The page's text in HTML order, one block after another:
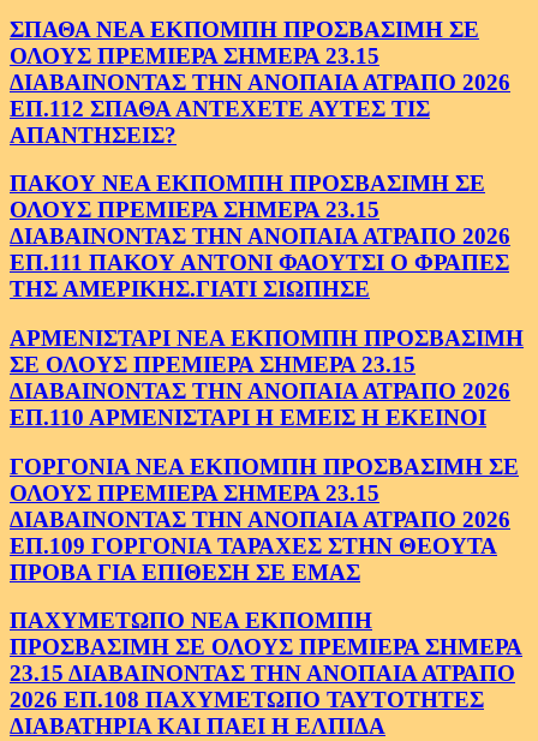
ΣΠΑΘΑ ΝΕΑ ΕΚΠΟΜΠΗ ΠΡΟΣΒΑΣΙΜΗ ΣΕ
ΟΛΟΥΣ ΠΡΕΜΙΕΡΑ ΣΗΜΕΡΑ 23.15
ΔΙΑΒΑΙΝΟΝΤΑΣ ΤΗΝ ΑΝΟΠΑΙΑ ΑΤΡΑΠΟ 2026
ΕΠ.112 ΣΠΑΘΑ ΑΝΤΕΧΕΤΕ ΑΥΤΕΣ ΤΙΣ
ΑΠΑΝΤΗΣΕΙΣ?
ΠΑΚΟΥ ΝΕΑ ΕΚΠΟΜΠΗ ΠΡΟΣΒΑΣΙΜΗ ΣΕ
ΟΛΟΥΣ ΠΡΕΜΙΕΡΑ ΣΗΜΕΡΑ 23.15
ΔΙΑΒΑΙΝΟΝΤΑΣ ΤΗΝ ΑΝΟΠΑΙΑ ΑΤΡΑΠΟ 2026
ΕΠ.111 ΠΑΚΟΥ ΑΝΤΟΝΙ ΦΑΟΥΤΣΙ Ο ΦΡΑΠΕΣ
ΤΗΣ ΑΜΕΡΙΚΗΣ.ΓΙΑΤΙ ΣΙΩΠΗΣΕ
ΑΡΜΕΝΙΣΤΑΡΙ ΝΕΑ ΕΚΠΟΜΠΗ ΠΡΟΣΒΑΣΙΜΗ
ΣΕ ΟΛΟΥΣ ΠΡΕΜΙΕΡΑ ΣΗΜΕΡΑ 23.15
ΔΙΑΒΑΙΝΟΝΤΑΣ ΤΗΝ ΑΝΟΠΑΙΑ ΑΤΡΑΠΟ 2026
ΕΠ.110 ΑΡΜΕΝΙΣΤΑΡΙ Η ΕΜΕΙΣ Η ΕΚΕΙΝΟΙ
ΓΟΡΓΟΝΙΑ ΝΕΑ ΕΚΠΟΜΠΗ ΠΡΟΣΒΑΣΙΜΗ ΣΕ
ΟΛΟΥΣ ΠΡΕΜΙΕΡΑ ΣΗΜΕΡΑ 23.15
ΔΙΑΒΑΙΝΟΝΤΑΣ ΤΗΝ ΑΝΟΠΑΙΑ ΑΤΡΑΠΟ 2026
ΕΠ.109 ΓΟΡΓΟΝΙΑ ΤΑΡΑΧΕΣ ΣΤΗΝ ΘΕΟΥΤΑ
ΠΡΟΒΑ ΓΙΑ ΕΠΙΘΕΣΗ ΣΕ ΕΜΑΣ
ΠΑΧΥΜΕΤΩΠΟ ΝΕΑ ΕΚΠΟΜΠΗ
ΠΡΟΣΒΑΣΙΜΗ ΣΕ ΟΛΟΥΣ ΠΡΕΜΙΕΡΑ ΣΗΜΕΡΑ
23.15 ΔΙΑΒΑΙΝΟΝΤΑΣ ΤΗΝ ΑΝΟΠΑΙΑ ΑΤΡΑΠΟ
2026 ΕΠ.108 ΠΑΧΥΜΕΤΩΠΟ ΤΑΥΤΟΤΗΤΕΣ
ΔΙΑΒΑΤΗΡΙΑ ΚΑΙ ΠΑΕΙ Η ΕΛΠΙΔΑ